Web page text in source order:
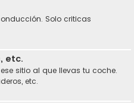
Solo criticas
etc.
sitio al que llevas tu coche.
etc.